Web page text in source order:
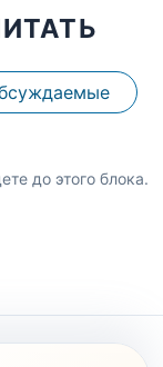
до этого блока.